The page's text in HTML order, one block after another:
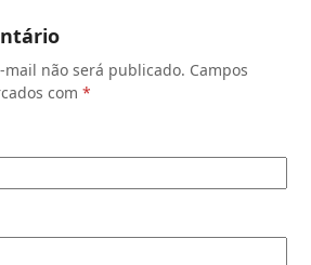
mail não será publicado. Campos
com*